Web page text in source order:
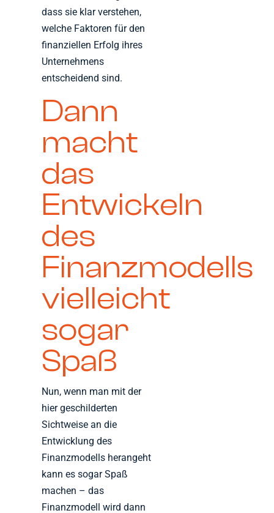
dass sie klar verstehen,
welche Faktoren für den
finanziellen Erfolg ihres
Unternehmens
entscheidend sind.
Dann
macht
das
Entwickeln
des
Finanzmodells
vielleicht
sogar
Spaß
Nun, wenn man mit der
hier geschilderten
Sichtweise an die
Entwicklung des
Finanzmodells herangeht
kann es sogar Spaß
machen – das
Finanzmodell wird dann